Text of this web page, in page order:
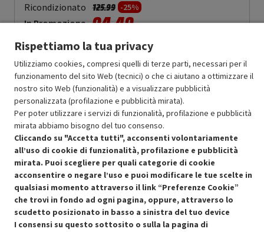
Ricondizionato Prezzo ridotto da
125.99a-25%
In Promozione 94.49
Aggiungi al carrello
OFFERTE IMPERDIBILI
Risparmio garantito rispetto al corrispondente prodotto nuovo.
Condizioni generali di vendita
Cookie Policy
Recedere dal contratto qui
Rispettiamo la tua privacy
Utilizziamo cookies, compresi quelli di terze parti, necessari per il
funzionamento del sito Web (tecnici) o che ci aiutano a ottimizzare il
nostro sito Web (funzionalità) e a visualizzare pubblicità
personalizzata (profilazione e pubblicità mirata).
Per poter utilizzare i servizi di funzionalità, profilazione e pubblicità
mirata abbiamo bisogno del tuo consenso.
Cliccando su "Accetta tutti", acconsenti volontariamente
all’uso di cookie di funzionalità, profilazione e pubblicità
mirata. Puoi scegliere per quali categorie di cookie
acconsentire o negare l’uso e puoi modificare le tue scelte in
qualsiasi momento attraverso il link “Preferenze Cookie”
che trovi in fondo ad ogni pagina, oppure, attraverso lo
scudetto posizionato in basso a sinistra del tuo device
I consensi su questo sottosito o sulla la pagina di